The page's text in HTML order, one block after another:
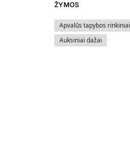
ŽYMOS
Apvalūs tapybos rinkiniai
Auksiniai dažai